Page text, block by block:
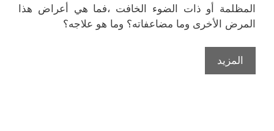
المظلمة أو ذات الضوء الخافت ،فما هي أعراض هذا
المرض الأخرى وما مضاعفاته؟ وما هو علاجه؟
المزيد